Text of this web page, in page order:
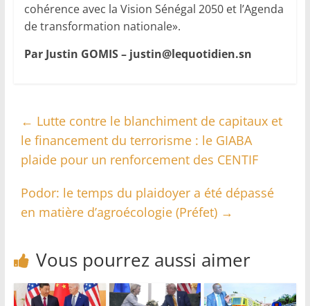
cohérence avec la Vision Sénégal 2050 et l’Agenda
de transformation nationale».
Par Justin GOMIS – justin@lequotidien.sn
← Lutte contre le blanchiment de capitaux et
le financement du terrorisme : le GIABA
plaide pour un renforcement des CENTIF
Podor: le temps du plaidoyer a été dépassé
en matière d’agroécologie (Préfet) →
Vous pourrez aussi aimer